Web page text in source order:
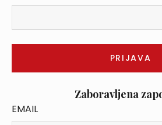
Zaboravljena
EMAIL